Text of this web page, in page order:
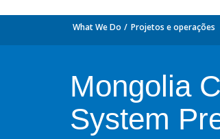
What We Do Projetos e operações
Mongolia
System